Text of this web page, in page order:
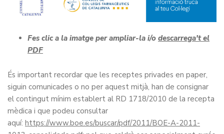
Fes clic a la imatge per ampliar-la i/o descarrega't el
PDF
És important recordar que les receptes privades en paper,
siguin comunicades o no per aquest mitjà, han de consignar
el contingut mínim establert al RD 1718/2010 de la recepta
mèdica i que podeu consultar
aquí: https://www.boe.es/buscar/pdf/2011/BOE-A-2011-